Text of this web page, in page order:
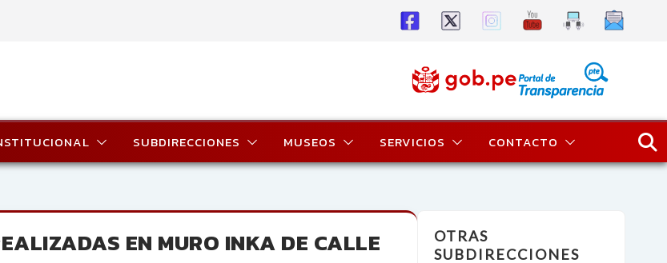
SUBDIRECCIONES MUSEOS SERVICIOS CONTACTO
EN MURO INKA DE CALLE
OTRAS
SUBDIRECCIONES